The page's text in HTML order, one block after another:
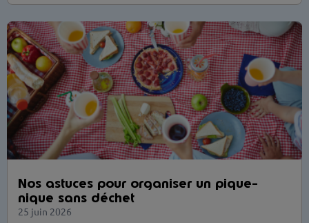
Nos astuces pour organiser un pique-
nique sans déchet
25 juin 2026